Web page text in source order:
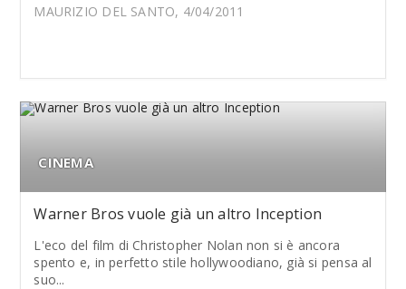
MAURIZIO DEL SANTO, 4/04/2011
CINEMA
Warner Bros vuole già un altro Inception
L'eco del film di Christopher Nolan non si è ancora
spento e, in perfetto stile hollywoodiano, già si pensa al
suo...